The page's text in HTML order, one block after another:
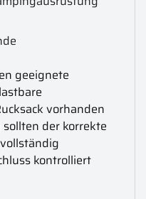
geeignete
vorhanden
der korrekte
kontrolliert